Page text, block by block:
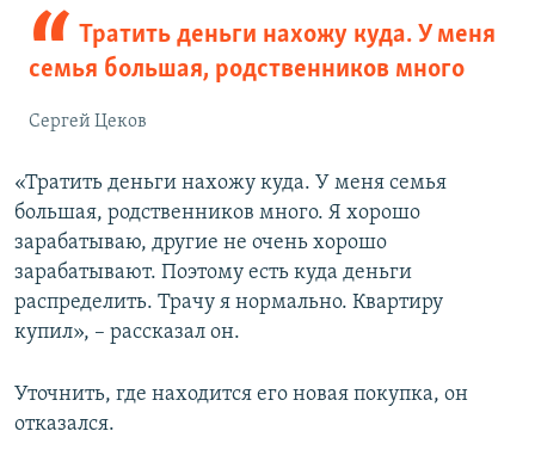
Тратить деньги нахожу куда. У меня
семья большая, родственников много
Сергей Цеков
«Тратить деньги нахожу куда. У меня семья
большая, родственников много. Я хорошо
зарабатываю, другие не очень хорошо
зарабатывают. Поэтому есть куда деньги
распределить. Трачу я нормально. Квартиру
купил», – рассказал он.
Уточнить, где находится его новая покупка, он
отказался.